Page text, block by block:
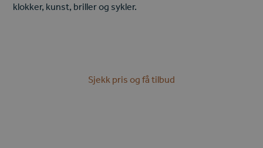
klokker, kunst, briller og sykler.
Sjekk pris og få tilbud